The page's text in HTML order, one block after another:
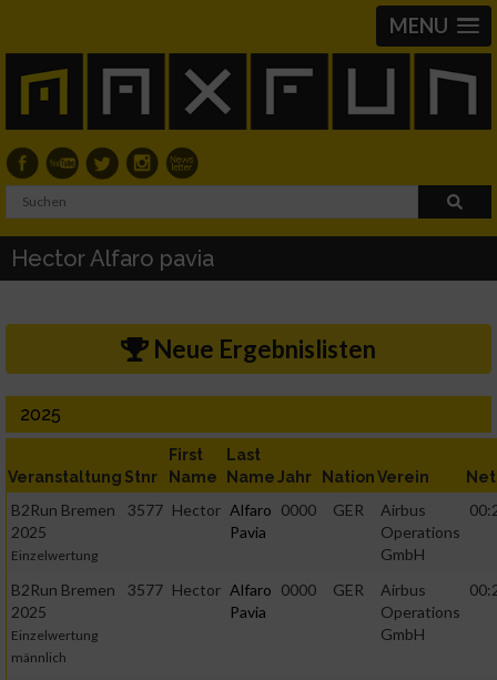
MENU
Hector Alfaro pavia
Neue Ergebnislisten
2025
Veranstaltung Stnr
First
Name
Last
NameJahr NationVerein Net
B2Run Bremen
2025
Einzelwertung
3577 Hector Alfaro
Pavia
0000 GER
Airbus
Operations
GmbH
B2Run Bremen
2025
Einzelwertung
männlich
3577 Hector Alfaro
Pavia
0000 GER
Airbus
Operations
GmbH